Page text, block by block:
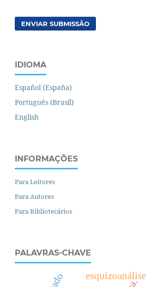
ENVIAR SUBMISSÃO
IDIOMA
Español (España)
Português (Brasil)
English
INFORMAÇÕES
Para Leitores
Para Autores
Para Bibliotecários
PALAVRAS-CHAVE
esquizoanálise